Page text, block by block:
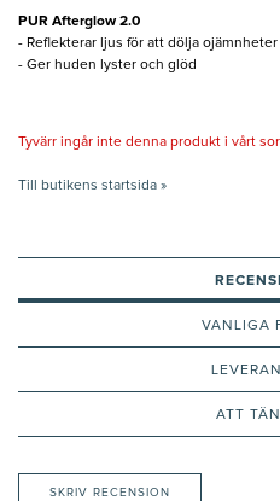
PUR Afterglow 2.0
- Reflekterar ljus för att dölja ojämnheter
- Ger huden lyster och glöd
Tyvärr ingår inte denna produkt i vårt
Till butikens startsida »
VANLIGA
ATT
SKRIV RECENSION